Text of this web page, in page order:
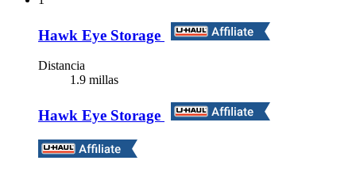
Hawk Eye Storage
Distancia
1.9 millas
Hawk Eye Storage